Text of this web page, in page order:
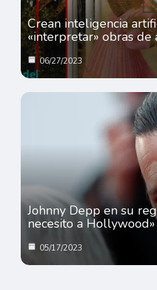
Crean inteligencia
«interpretar» obras de
06/27/2023
Johnny Depp en su
necesito a Hollywood»
05/17/2023